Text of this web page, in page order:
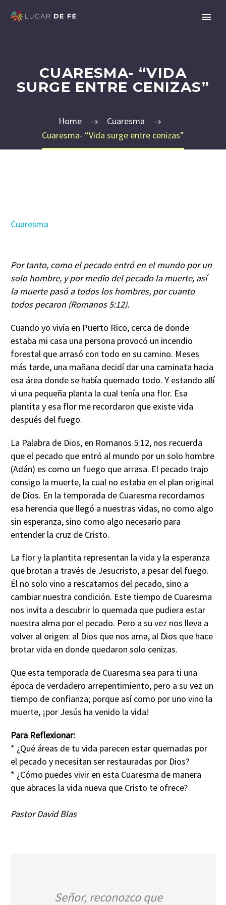
CUARESMA- “VIDA
SURGE ENTRE CENIZAS”
Home
Cuaresma
Cuaresma- “Vida surge entre cenizas”
Cuaresma
Por tanto, como el pecado entró en el mundo por un
solo hombre, y por medio del pecado la muerte, así
la muerte pasó a todos los hombres, por cuanto
todos pecaron (Romanos 5:12).
Cuando yo vivía en Puerto Rico, cerca de donde
estaba mi casa una persona provocó un incendio
forestal que arrasó con todo en su camino. Meses
más tarde, una mañana decidí dar una caminata hacia
esa área donde se había quemado todo. Y estando allí
vi una pequeña planta la cual tenía una flor. Esa
plantita y esa flor me recordaron que existe vida
después del fuego.
La Palabra de Dios, en Romanos 5:12, nos recuerda
que el pecado que entró al mundo por un solo hombre
(Adán) es como un fuego que arrasa. El pecado trajo
consigo la muerte, la cual no estaba en el plan original
de Dios. En la temporada de Cuaresma recordamos
esa herencia que llegó a nuestras vidas, no como algo
sin esperanza, sino como algo necesario para
entender la cruz de Cristo.
La flor y la plantita representan la vida y la esperanza
que brotan a través de Jesucristo, a pesar del fuego.
Él no solo vino a rescatarnos del pecado, sino a
cambiar nuestra condición. Este tiempo de Cuaresma
nos invita a descubrir lo quemada que pudiera estar
nuestra alma por el pecado. Pero a su vez nos lleva a
volver al origen: al Dios que nos ama, al Dios que hace
brotar vida en donde quedaron solo cenizas.
Que esta temporada de Cuaresma sea para ti una
época de verdadero arrepentimiento, pero a su vez un
tiempo de confianza; porque así como por uno vino la
muerte, ¡por Jesús ha venido la vida!
Para Reflexionar:
* ¿Qué áreas de tu vida parecen estar quemadas por
el pecado y necesitan ser restauradas por Dios?
* ¿Cómo puedes vivir en esta Cuaresma de manera
que abraces la vida nueva que Cristo te ofrece?
Pastor David Blas
Señor, reconozco que